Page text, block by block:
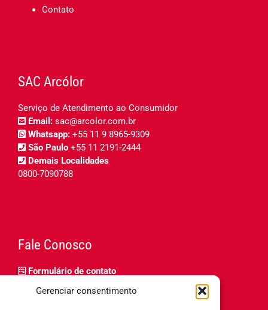
Gerenciar consentimento
Contato
SAC Arcólor
Serviço de Atendimento ao Consumidor
Email: sac@arcolor.com.br
Whatsapp: +55 11 9 8965-9309
São Paulo +55 11 2191-2444
Demais Localidades
0800-7090788
Fale Conosco
Formulário de contato
Relatório de igualdade salarial